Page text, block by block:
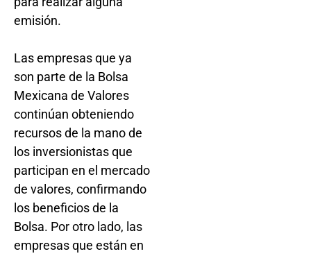
emisión.
Las empresas que ya
son parte de la Bolsa
Mexicana de Valores
continúan obteniendo
recursos de la mano de
los inversionistas que
participan en el mercado
de valores, confirmando
los beneficios de la
Bolsa. Por otro lado, las
empresas que están en